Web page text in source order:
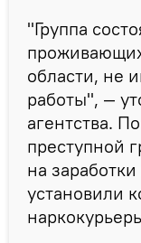
"Группа
области, не
работы", —
агентства.
преступной
на
установили